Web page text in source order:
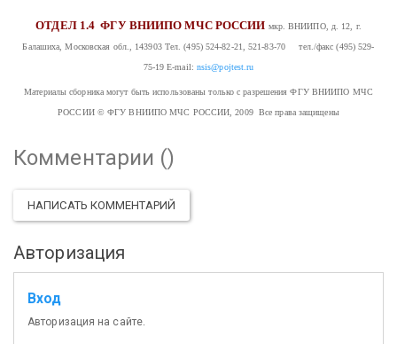
ОТДЕЛ 1.4ФГУ ВНИИПО МЧС РОССИИ мкр. ВНИИПО, д. 12, г.
Балашиха, Московская обл., 143903Тел. (495) 524-82-21, 521-83-70 тел./факс (495) 529-
75-19 E-mail: nsis@pojtest.ru
Материалы сборника могут быть использованы только с разрешения ФГУ ВНИИПО МЧС
РОССИИ© ФГУ ВНИИПО МЧС РОССИИ, 2009 Все права защищены
Комментарии ()
НАПИСАТЬ КОММЕНТАРИЙ
Авторизация
Вход
Авторизация на сайте.